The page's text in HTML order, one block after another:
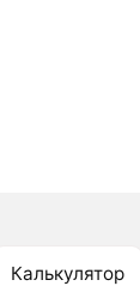
Калькулятор